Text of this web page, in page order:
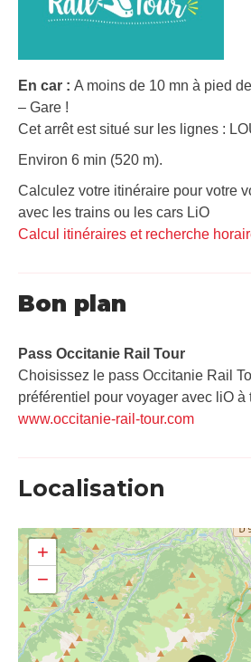
En car : A moins de 10 mn à pied
– Gare !
Cet arrêt est situé sur les lignes :
Environ 6 min (520 m).
Calculez votre itinéraire pour votre
avec les trains ou les cars LiO
Calcul itinéraires et recherche
Bon plan
Pass Occitanie Rail Tour​
Choisissez le pass Occitanie Rail
préférentiel pour voyager avec liO à
www.occitanie-rail-tour.com
Localisation
+
−